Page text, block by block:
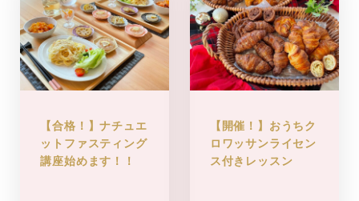
【合格！】ナチュエ
ットファスティング
講座始めます！！
【開催！】おうちク
ロワッサンライセン
ス付きレッスン